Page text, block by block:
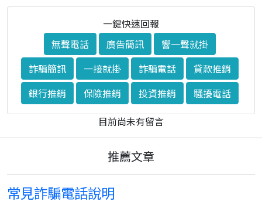
一鍵快速回報
無聲電話
廣告簡訊
響一聲就掛
詐騙簡訊
一接就掛 詐騙電話
貸款推銷
銀行推銷
保險推銷 投資推銷
騷擾電話
目前尚未有留言
推薦文章
常見詐騙電話說明